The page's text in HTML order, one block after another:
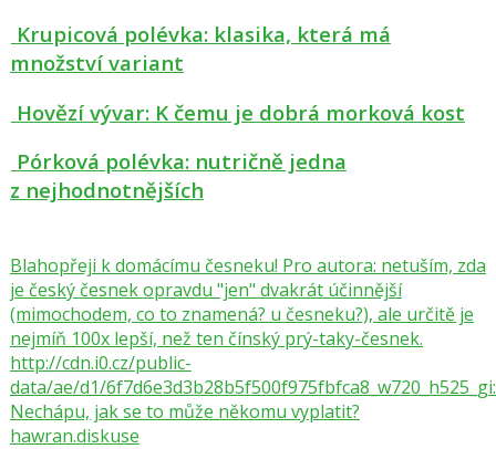
Krupicová polévka: klasika, která má
množství variant
Hovězí vývar: K čemu je dobrá morková kost
Pórková polévka: nutričně jedna
z nejhodnotnějších
Blahopřeji k domácímu česneku! Pro autora: netuším, zda
je český česnek opravdu "jen" dvakrát účinnější
(mimochodem, co to znamená? u česneku?), ale určitě je
nejmíň 100x lepší, než ten čínský prý-taky-česnek.
http://cdn.i0.cz/public-
data/ae/d1/
Nechápu, jak se to může někomu vyplatit?
hawran.diskuse